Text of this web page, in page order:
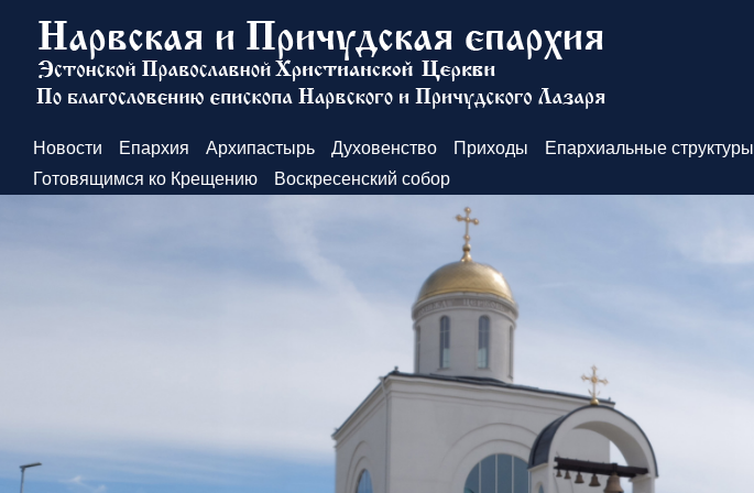
Новости Епархия Архипастырь Духовенство Приходы Епархиальные структуры
Готовящимся ко Крещению
Воскресенский собор